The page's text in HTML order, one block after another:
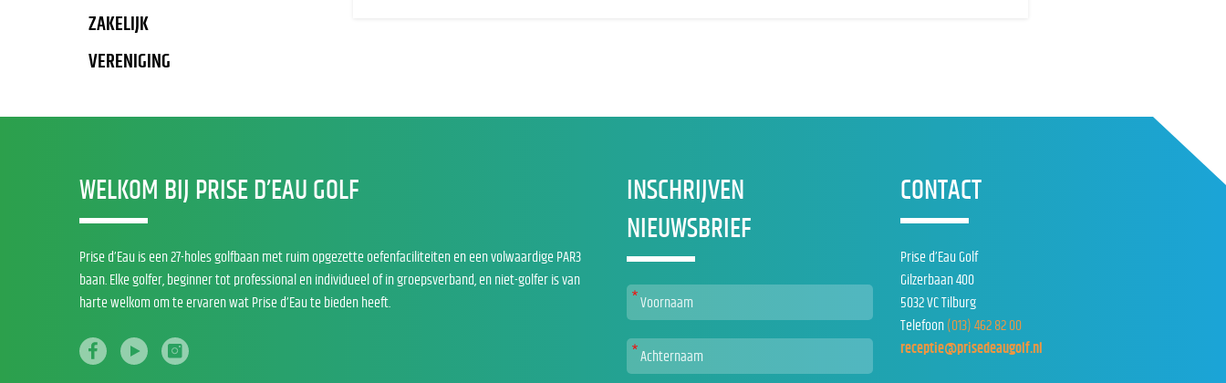
ZAKELIJK
VERENIGING
WELKOM BIJ PRISE D’EAU GOLF
Prise d’Eau is een 27-holes golfbaan met ruim opgezette oefenfaciliteiten en een volwaardige PAR3
baan. Elke golfer, beginner tot professional en individueel of in groepsverband, en niet-golfer is van
harte welkom om te ervaren wat Prise d’Eau te bieden heeft.
INSCHRIJVEN
NIEUWSBRIEF
CONTACT
Prise d’Eau Golf
Gilzerbaan 400
5032 VC Tilburg
Telefoon (013) 462 82 00
receptie@prisedeaugolf.nl